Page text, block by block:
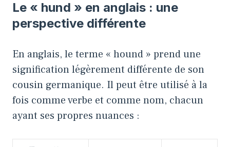
Le « hund » en anglais : une
perspective différente
En anglais, le terme « hound » prend une
signification légèrement différente de son
cousin germanique. Il peut être utilisé à la
fois comme verbe et comme nom, chacun
ayant ses propres nuances :